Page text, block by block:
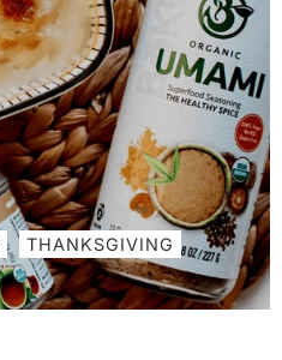
THANKSGIVING